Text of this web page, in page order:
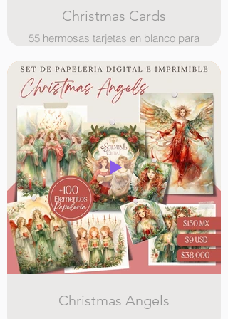
Christmas Cards
55 hermosas tarjetas en blanco para
recetas, tarjetas de agradecimiento,
usalas en tu negocio para
agradecer a tus clientes, tarjetas
para regalos o lo que sea que se te
ocurra, tu imaginacion es el limite!
Christmas Angels